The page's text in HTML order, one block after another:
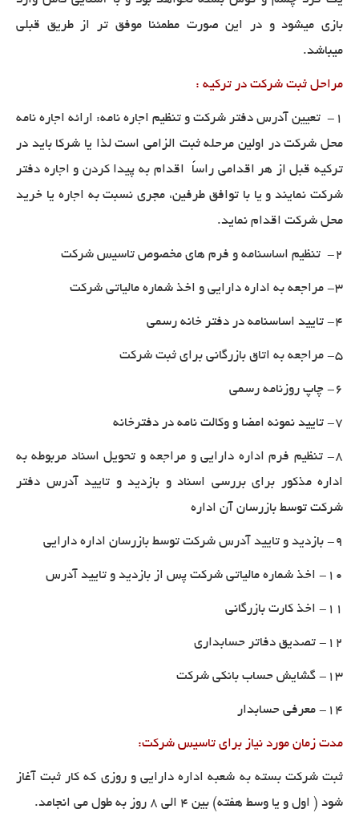
بازی میشود و در این صورت مطمئنا موفق تر از طریق قبلی
میباشد.
مراحل ثبت شرکت در ترکیه :
1- تعیین آدرس دفتر شرکت و تنظیم اجاره نامه: ارائه اجاره نامه
محل شرکت در اولین مرحله ثبت الزامی است لذا یا شرکا باید در
ترکیه قبل از هر اقدامی راساً اقدام به پیدا کردن و اجاره دفتر
شرکت نمایند و یا با توافق طرفین، مجری نسبت به اجاره یا خرید
محل شرکت اقدام نماید.
2- تنظیم اساسنامه و فرم های مخصوص تاسیس شرکت
3- مراجعه به اداره دارایی و اخذ شماره مالیاتی شرکت
4- تایید اساسنامه در دفتر خانه رسمی
5- مراجعه به اتاق بازرگانی برای ثبت شرکت
6- چاپ روزنامه رسمی
7- تایید نمونه امضا و وکالت نامه در دفترخانه
8- تنظیم فرم اداره دارایی و مراجعه و تحویل اسناد مربوطه به
اداره مذکور برای بررسی اسناد و بازدید و تایید آدرس دفتر
شرکت توسط بازرسان آن اداره
9- بازدید و تایید آدرس شرکت توسط بازرسان اداره دارایی
10- اخذ شماره مالیاتی شرکت پس از بازدید و تایید آدرس
11- اخذ کارت بازرگانی
12- تصدیق دفاتر حسابداری
13- گشایش حساب بانکی شرکت
14- معرفی حسابدار
مدت زمان مورد نیاز برای تاسیس شرکت:
ثبت شرکت بسته به شعبه اداره دارایی و روزی که کار ثبت آغاز
شود ( اول و یا وسط هفته) بین ۴ الی ۸ روز به طول می انجامد
.